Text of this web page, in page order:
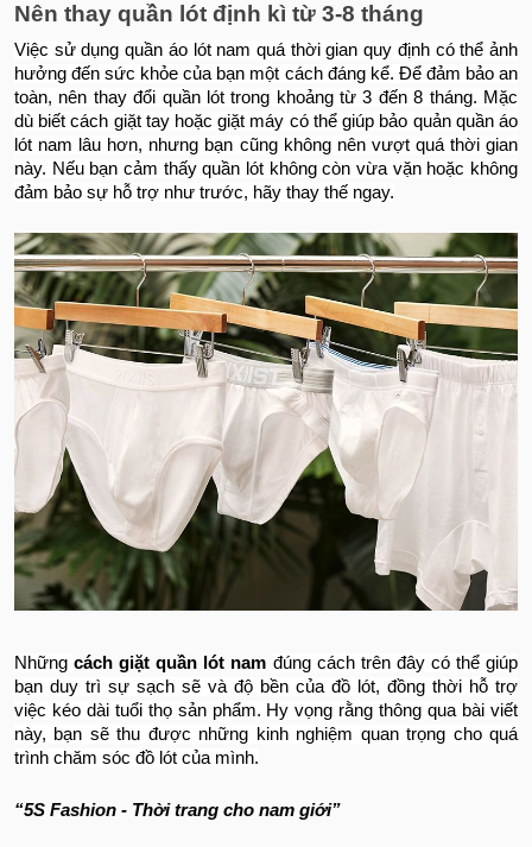
Nên thay quần lót định kì từ 3-8 tháng
Việc sử dụng quần áo lót nam quá thời gian quy định có thể ảnh
hưởng đến sức khỏe của bạn một cách đáng kể. Để đảm bảo an
toàn, nên thay đổi quần lót trong khoảng từ 3 đến 8 tháng. Mặc
dù biết cách giặt tay hoặc giặt máy có thể giúp bảo quản quần áo
lót nam lâu hơn, nhưng bạn cũng không nên vượt quá thời gian
này. Nếu bạn cảm thấy quần lót không còn vừa vặn hoặc không
đảm bảo sự hỗ trợ như trước, hãy thay thế ngay.
Nhữngcách giặt quần lót nam đúng cách trên đây có thể giúp
bạn duy trì sự sạch sẽ và độ bền của đồ lót, đồng thời hỗ trợ
việc kéo dài tuổi thọ sản phẩm. Hy vọng rằng thông qua bài viết
này, bạn sẽ thu được những kinh nghiệm quan trọng cho quá
trình chăm sóc đồ lót của mình.
“5S Fashion - Thời trang cho nam giới”